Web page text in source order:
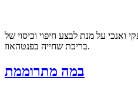
ואנכי על מנת לבצע חיפוי וכיסוי של
בריכת שחייה בפנטהאוז.
במה מתרוממת